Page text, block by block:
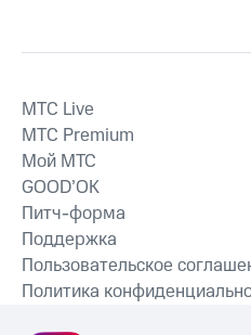
MTС Live
MTС Premium
Мой МТС
GOOD’OK
Питч-форма
Поддержка
Пользовательское
Политика